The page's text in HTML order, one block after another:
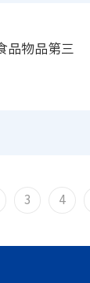
品物品第三
3 4